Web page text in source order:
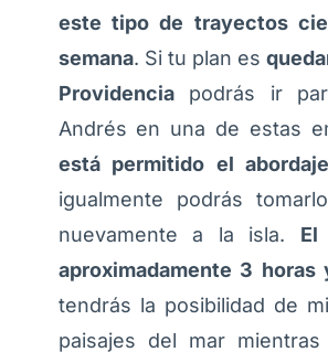
este tipo de trayectos
semana. Si tu plan es
Providenciapodrás ir
Andrés en una de estas
está permitido el
igualmente podrás
nuevamente a la isla. El
aproximadamente 3
tendrás la posibilidad de
paisajes del mar